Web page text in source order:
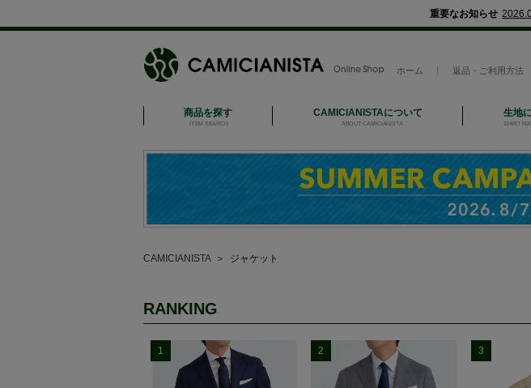
重要なお知らせ
ホーム 返品・ご利用方法
商品を探す
ITEM SEARCH
CAMICIANISTAについて
ABOUT CAMICIANISTA
生地
SHIRT
CAMICIANISTA＞ ジャケット
RANKING
1 2 3